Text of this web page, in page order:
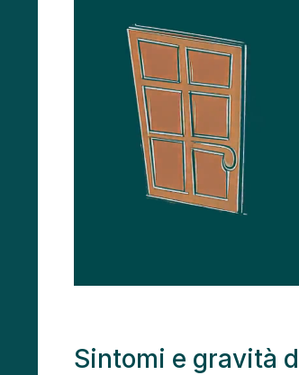
Sintomi e gravità